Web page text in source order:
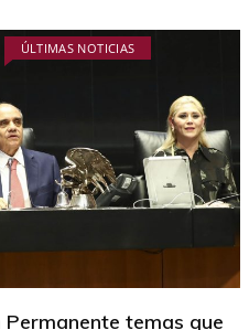
ÚLTIMAS NOTICIAS
temas que